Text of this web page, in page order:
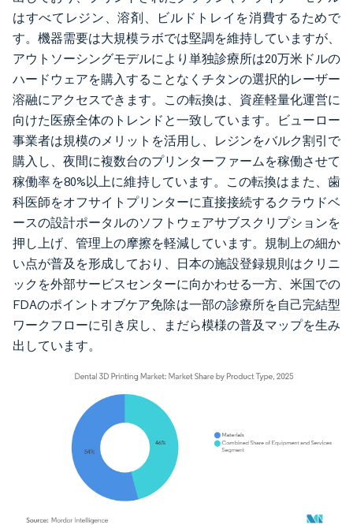
はすべてレジン、溶剤、ビルドトレイを消費するためで
す。機器需要は大規模ラボでは堅調を維持していますが、
アウトソーシングモデルにより単独診療所は20万米ドルの
ハードウェアを購入することなくチタンの選択的レーザー
溶融にアクセスできます。この転換は、資産軽量化運営に
向けた医療全体のトレンドと一致しています。ビューロー
事業者は規模のメリットを活用し、レジンをバルク割引で
購入し、夜間に複数台のプリンターファームを稼働させて
稼働率を80%以上に維持しています。この転換はまた、歯
科医師をオフサイトプリンターに直接接続するクラウドベ
ースの設計ポータルのソフトウェアサブスクリプションを
押し上げ、管理上の摩擦を軽減しています。規制上の細か
い点が普及を形成しており、日本の施設登録規則はクリニ
ックを外部サービスセンターに向かわせる一方、米国での
FDAのポイントオブケア免除は一部の診療所を自己完結型
ワークフローに引き戻し、まだら模様の普及マップを生み
出しています。